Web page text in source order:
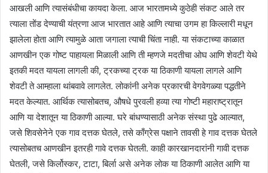
आखली आणि त्यासंबंधीचा कायदा केला. आज भारतामध्ये कुठेही संकट आले तर
त्याला तोंड देण्याची यंत्रणा आज भारतात आहे आणि त्याचा उगम हा किल्लारी मधून
झालेला होता आणि त्यामुळे आता जगाला त्याची चिंता नाही. या संकटाच्या काळात
आणखीन एक गोष्ट पाहायला मिळाली आणि ती म्हणजे मदतीचा ओघ आणि शेवटी येथे
इतकी मदत यायला लागली की, ट्रकच्या ट्रक या ठिकाणी यायला लागले आणि
शेवटी ते आम्हाला थांबवावे लागलेत. लोकांनी अनेक प्रकारची वेगवेगळ्या पद्धतीने
मदत केल्यात. आर्थिक त्यासोबतच, औषधे पुरवली हव्या त्या गोष्टी महाराष्ट्रातून
आणि या देशातून या ठिकाणी आल्या. घरे बांधण्यासाठी अनेक संस्था पुढे आल्यात,
जसे शिवसेनेने एक गाव दत्तक घेतले, तसे काँग्रेस पक्षाने तावसी हे गाव दत्तक घेतले
त्यासोबतच आणखीन इतरही गावे दत्तक घेतली. काही कारखानदारांनी गावी दत्तक
घेतली, जसे किर्लोस्कर, टाटा, बिर्ला असे अनेक लोक या ठिकाणी आलेत आणि या